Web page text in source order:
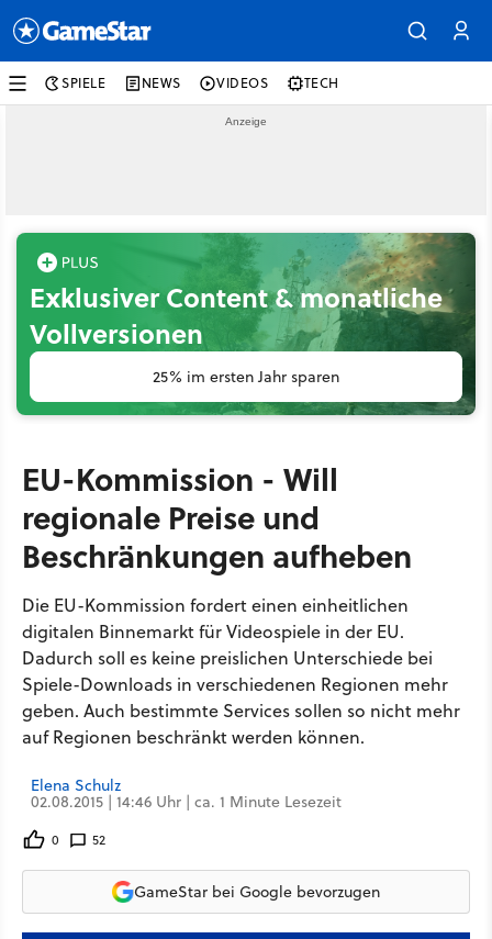
SPIELE NEWS VIDEOS TECH
Exklusiver Content & monatliche
Vollversionen
25% im ersten Jahr sparen
EU-Kommission - Will
regionale Preise und
Beschränkungen aufheben
Die EU-Kommission fordert einen einheitlichen
digitalen Binnemarkt für Videospiele in der EU.
Dadurch soll es keine preislichen Unterschiede bei
Spiele-Downloads in verschiedenen Regionen mehr
geben. Auch bestimmte Services sollen so nicht mehr
auf Regionen beschränkt werden können.
Elena Schulz
02.08.2015 | 14:46 Uhr | ca. 1 Minute Lesezeit
0 52
GameStar bei Google bevorzugen